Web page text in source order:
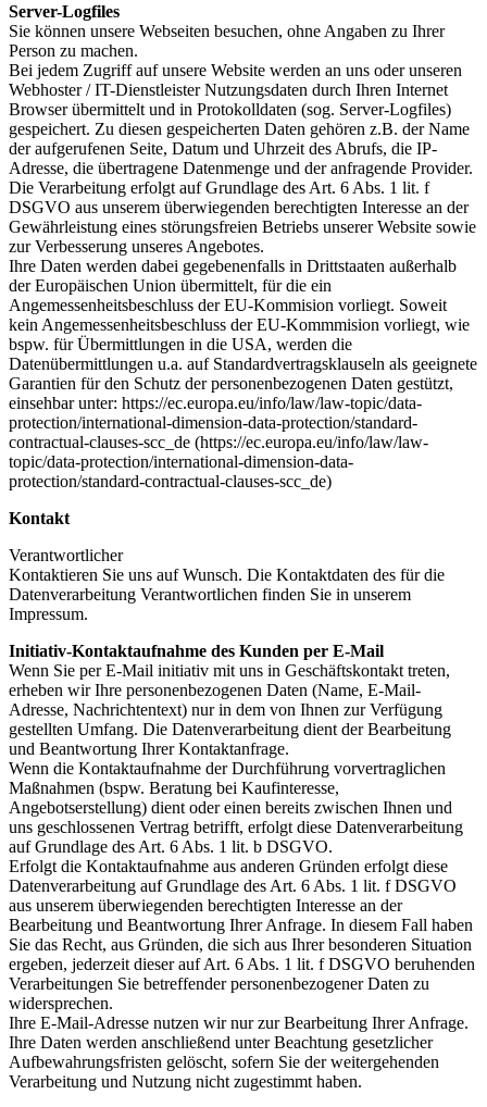
Server-Logfiles
Sie können unsere Webseiten besuchen, ohne Angaben zu Ihrer
Person zu machen.
Bei jedem Zugriff auf unsere Website werden an uns oder unseren
Webhoster / IT-Dienstleister Nutzungsdaten durch Ihren Internet
Browser übermittelt und in Protokolldaten (sog. Server-Logfiles)
gespeichert. Zu diesen gespeicherten Daten gehören z.B. der Name
der aufgerufenen Seite, Datum und Uhrzeit des Abrufs, die IP-
Adresse, die übertragene Datenmenge und der anfragende Provider.
Die Verarbeitung erfolgt auf Grundlage des Art. 6 Abs. 1 lit. f
DSGVO aus unserem überwiegenden berechtigten Interesse an der
Gewährleistung eines störungsfreien Betriebs unserer Website sowie
zur Verbesserung unseres Angebotes.
Ihre Daten werden dabei gegebenenfalls in Drittstaaten außerhalb
der Europäischen Union übermittelt, für die ein
Angemessenheitsbeschluss der EU-Kommision vorliegt. Soweit
kein Angemessenheitsbeschluss der EU-Kommmision vorliegt, wie
bspw. für Übermittlungen in die USA, werden die
Datenübermittlungen u.a. auf Standardvertragsklauseln als geeignete
Garantien für den Schutz der personenbezogenen Daten gestützt,
einsehbar unter: https://ec.europa.eu/info/law/law-topic/data-
protection/international-dimension-data-protection/standard-
contractual-clauses-scc_de (https://ec.europa.eu/info/law/law-
topic/data-protection/international-dimension-data-
protection/standard-contractual-clauses-scc_de)
Kontakt
Verantwortlicher
Kontaktieren Sie uns auf Wunsch. Die Kontaktdaten des für die
Datenverarbeitung Verantwortlichen finden Sie in unserem
Impressum.
Initiativ-Kontaktaufnahme des Kunden per E-Mail
Wenn Sie per E-Mail initiativ mit uns in Geschäftskontakt treten,
erheben wir Ihre personenbezogenen Daten (Name, E-Mail-
Adresse, Nachrichtentext) nur in dem von Ihnen zur Verfügung
gestellten Umfang. Die Datenverarbeitung dient der Bearbeitung
und Beantwortung Ihrer Kontaktanfrage.
Wenn die Kontaktaufnahme der Durchführung vorvertraglichen
Maßnahmen (bspw. Beratung bei Kaufinteresse,
Angebotserstellung) dient oder einen bereits zwischen Ihnen und
uns geschlossenen Vertrag betrifft, erfolgt diese Datenverarbeitung
auf Grundlage des Art. 6 Abs. 1 lit. b DSGVO.
Erfolgt die Kontaktaufnahme aus anderen Gründen erfolgt diese
Datenverarbeitung auf Grundlage des Art. 6 Abs. 1 lit. f DSGVO
aus unserem überwiegenden berechtigten Interesse an der
Bearbeitung und Beantwortung Ihrer Anfrage. In diesem Fall haben
Sie das Recht, aus Gründen, die sich aus Ihrer besonderen Situation
ergeben, jederzeit dieser auf Art. 6 Abs. 1 lit. f DSGVO beruhenden
Verarbeitungen Sie betreffender personenbezogener Daten zu
widersprechen.
Ihre E-Mail-Adresse nutzen wir nur zur Bearbeitung Ihrer Anfrage.
Ihre Daten werden anschließend unter Beachtung gesetzlicher
Aufbewahrungsfristen gelöscht, sofern Sie der weitergehenden
Verarbeitung und Nutzung nicht zugestimmt haben.